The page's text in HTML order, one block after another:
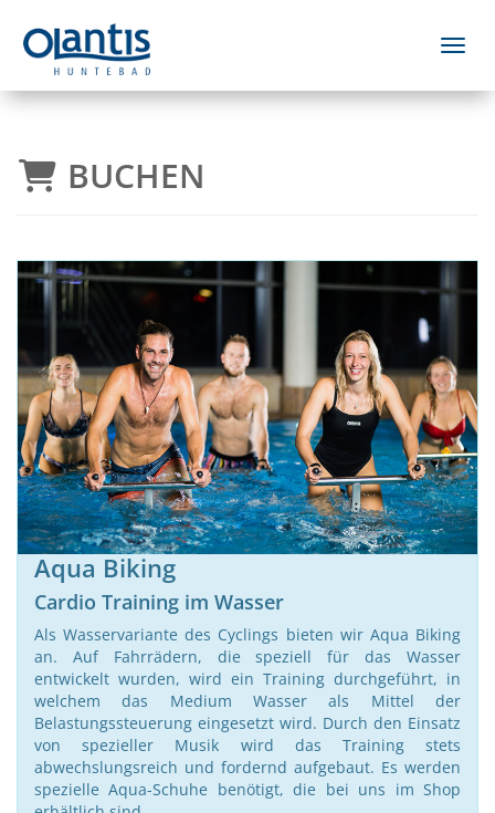
BUCHEN
Aqua Biking
Cardio Training im Wasser
Als Wasservariante des Cyclings bieten wir Aqua Biking
an. Auf Fahrrädern, die speziell für das Wasser
entwickelt wurden, wird ein Training durchgeführt, in
welchem das Medium Wasser als Mittel der
Belastungssteuerung eingesetzt wird. Durch den Einsatz
von spezieller Musik wird das Training stets
abwechslungsreich und fordernd aufgebaut. Es werden
spezielle Aqua-Schuhe benötigt, die bei uns im Shop